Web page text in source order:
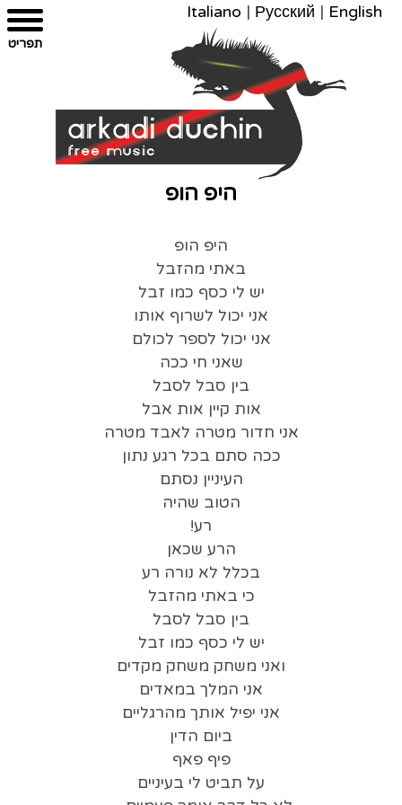
מפת
הצהרת
עבור
צרו
English
|
Русский
|
Italiano
היפ הופ
היפ הופ
באתי מהזבל
יש לי כסף כמו זבל
אני יכול לשרוף אותו
אני יכול לספר לכולם
שאני חי ככה
בין סבל לסבל
אות קיין אות אבל
אני חדור מטרה לאבד מטרה
ככה סתם בכל רגע נתון
העיניין נסתם
הטוב שהיה
רע!
הרע שכאן
בכלל לא נורה רע
כי באתי מהזבל
בין סבל לסבל
יש לי כסף כמו זבל
ואני משחק משחק מקדים
אני המלך במאדים
אני יפיל אותך מהרגליים
ביום הדין
פיף פאף
על תביט לי בעיניים
תפריט